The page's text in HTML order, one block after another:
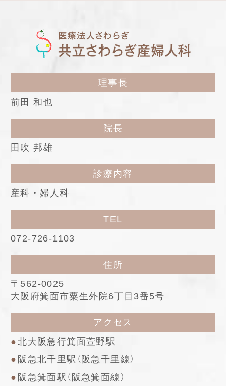
理事長
前田 和也
院長
田吹 邦雄
診療内容
産科・婦人科
TEL
072-726-1103
住所
〒562-0025
大阪府箕面市粟生外院6丁目3番5号
アクセス
北大阪急行箕面萱野駅
阪急北千里駅（阪急千里線）
阪急箕面駅（阪急箕面線）